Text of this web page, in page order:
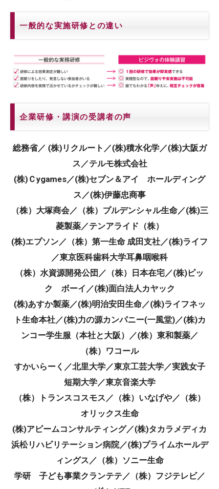
一般的な実施研修との違い
企業研修・講演の受講者の声
総務省／ (株)リクルート／(株)積水化学／(株)大阪ガ
ス／テルモ株式会社
(株)Ｃygames／(株)セブン＆アイ ホールディング
ス／(株)伊藤忠商事
（株）大塚商会／（株）プルデンシャル生命／(株)三
菱製薬／テンアライド（株）
(株)エプソン／（株）第一生命 成田支社／(株)ライフ
／東京医科歯科大学耳鼻咽喉科
（株）水資源開発公団／（株）日本在宅／(株)ビッ
ク ボーイ／(株)面白法人カヤック
(株)あすか製薬／(株)明治安田生命／(株)ライフネッ
ト生命本社／(株)力の源カンパニー(一風堂)／(株)カ
ンコー学生服（本社と大阪）／(株）東和製薬／
（株）ワコール
すかいらーく／北里大学／東京工芸大学／実践女子
短期大学／東京音楽大学
（株）トランスコスモス／（株）いなげや／（株）
オリックス生命
(株)アビームコンサルティング／(株)タカラメディカ
浜松リハビリテーション病院／(株)プライムホールデ
ィングス／（株）ソニー生命
学研 子ども事業クランテテ／（株）フジテレビ／